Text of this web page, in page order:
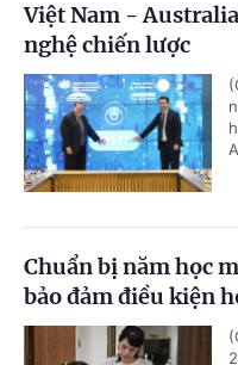
Việt Nam -
nghệ chiến lược
Chuẩn bị năm học
bảo đảm điều kiện